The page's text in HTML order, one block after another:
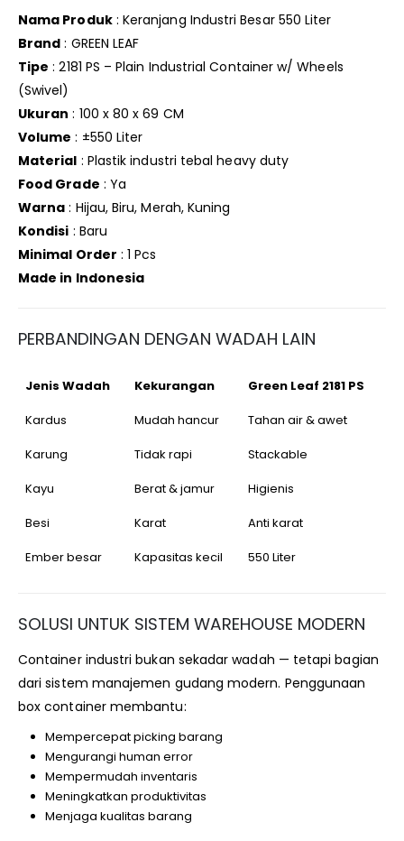
Nama Produk: Keranjang Industri Besar 550 Liter
Brand : GREEN LEAF
Tipe : 2181 PS – Plain Industrial Container w/ Wheels
(Swivel)
Ukuran : 100 x 80 x 69 CM
Volume : ±550 Liter
Material : Plastik industri tebal heavy duty
Food Grade : Ya
Warna : Hijau, Biru, Merah, Kuning
Kondisi : Baru
Minimal Order : 1 Pcs
Made in Indonesia
PERBANDINGAN DENGAN WADAH LAIN
Jenis Wadah Kekurangan
Green Leaf 2181 PS
Kardus
Mudah hancur
Tahan air & awet
Karung
Tidak rapi
Stackable
Kayu
Berat & jamur
Higienis
Besi
Karat
Anti karat
Ember besar
Kapasitas kecil 550 Liter
SOLUSI UNTUK SISTEM WAREHOUSE MODERN
Container industri bukan sekadar wadah — tetapi bagian
dari sistem manajemen gudang modern. Penggunaan
box container membantu:
Mempercepat picking barang
Mengurangi human error
Mempermudah inventaris
Meningkatkan produktivitas
Menjaga kualitas barang